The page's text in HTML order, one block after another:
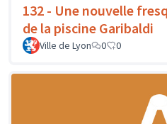
132 - Une nouvelle
de la piscine Garibaldi
Ville de Lyon 0 0